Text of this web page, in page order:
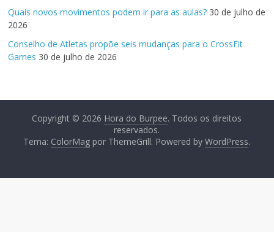
Quais novos movimentos podem ir para as aulas? 30 de julho de
2026
Conselho de Atletas propõe seis mudanças para o CrossFit
Games 30 de julho de 2026
Copyright © 2026 Hora do Burpee. Todos os direitos
reservados.
Tema: ColorMag por ThemeGrill. Powered byWordPress.